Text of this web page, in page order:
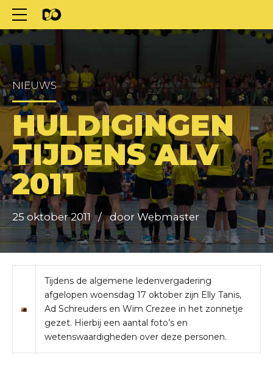
NIEUWS
HULDIGINGEN
TIJDENS ALV
2011
25 oktober 2011 door Webmaster
Tijdens de algemene ledenvergadering
afgelopen woensdag 17 oktober zijn Elly Tanis,
Ad Schreuders en Wim Crezee in het zonnetje
gezet. Hierbij een aantal foto’s en
wetenswaardigheden over deze personen.